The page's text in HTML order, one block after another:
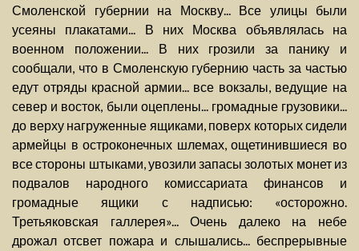
Смоленской губернии на Москву... Все улицы были
усеяны плакатами... В них Москва объявлялась на
военном положении... В них грозили за панику и
сообщали, что в Смоленскую губернию часть за частью
едут отряды красной армии... все вокзалы, ведущие на
север и восток, были оцеплены... громадные грузовики...
до верху нагруженные ящиками, поверх которых сидели
армейцы в остроконечных шлемах, ощетинившиеся во
все стороны штыками, увозили запасы золотых монет из
подвалов народного комиссариата финансов и
громадные ящики с надписью: «осторожно.
Третьяковская галлерея»... Очень далеко на небе
дрожал отсвет пожара и слышались... беспрерывные